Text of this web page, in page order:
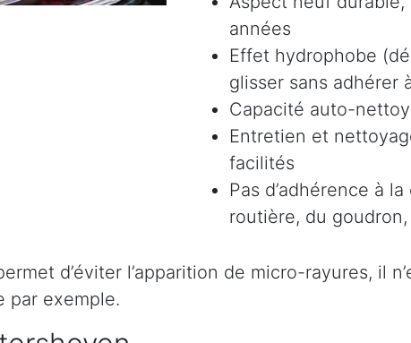
années
Effet hydrophobe
glisser sans adhérer
Capacité auto-
Entretien et
facilités
Pas d’adhérence à
routière, du
d’éviter l’apparition de micro-rayures, il
par exemple.